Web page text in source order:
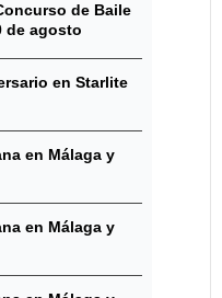
de Baile
de agosto
en Starlite
en Málaga y
en Málaga y